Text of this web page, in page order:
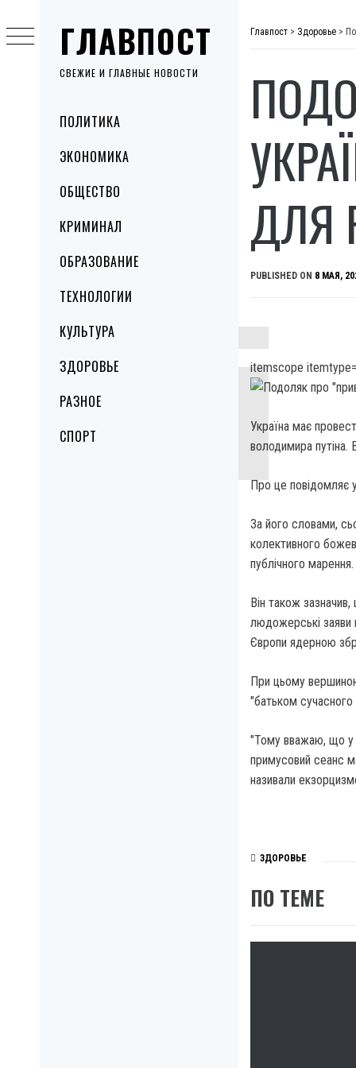
ГЛАВПОСТ
СВЕЖИЕ И ГЛАВНЫЕ НОВОСТИ
MenuПОЛИТИКА
ЭКОНОМИКА
ОБЩЕСТВО
КРИМИНАЛ
ОБРАЗОВАНИЕ
ТЕХНОЛОГИИ
КУЛЬТУРА
ЗДОРОВЬЕ
РАЗНОЕ
СПОРТ
to
content
Главпост > Здоровье >
ДЛЯ
PUBLISHED ON 8 МАЯ,
itemscope
Україна має
володимира путіна.
Про це повідомляє
За його словами,
колективного
публічного марення.
Він також зазначив,
людожерські заяви
Європи ядерною
При цьому вершиною
"батьком сучасного
"Тому вважаю, що у
примусовий сеанс
називали
ЗДОРОВЬЕ
ПО ТЕМЕ